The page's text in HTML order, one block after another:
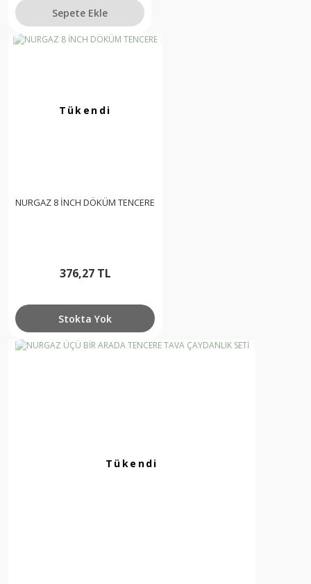
Sepete Ekle
Tükendi
NURGAZ 8 İNCH DÖKÜM TENCERE
376,27 TL
Stokta Yok
Tükendi